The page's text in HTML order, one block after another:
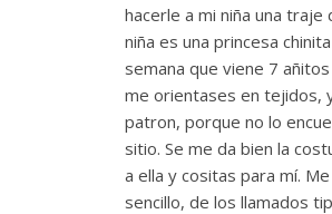
hacerle a mi niña una traje
niña es una princesa
semana que viene 7
me orientases en tejidos,
patron, porque no lo
sitio. Se me da bien la
a ella y cositas para mí.
sencillo, de los llamados